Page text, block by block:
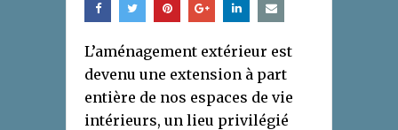
L’aménagement extérieur est
devenu une extension à part
entière de nos espaces de vie
intérieurs, un lieu privilégié